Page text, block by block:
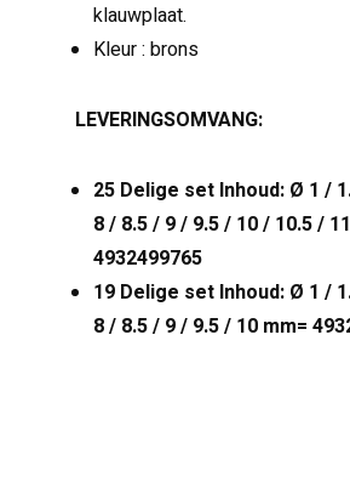
klauwplaat.
Kleur : brons
LEVERINGSOMVANG:
25 Delige set Inhoud: Ø 1 /
8 / 8.5 / 9 / 9.5 / 10 / 10.5 /
4932499765
19 Delige set Inhoud: Ø 1 /
8 / 8.5 / 9 / 9.5 / 10 mm=